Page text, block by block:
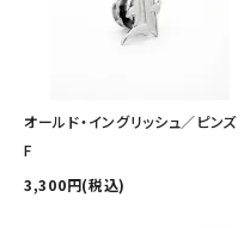
カフスを探す
その他の商品を探す
オールド・イングリッシュ／ピンズ
F
3,300円(税込)